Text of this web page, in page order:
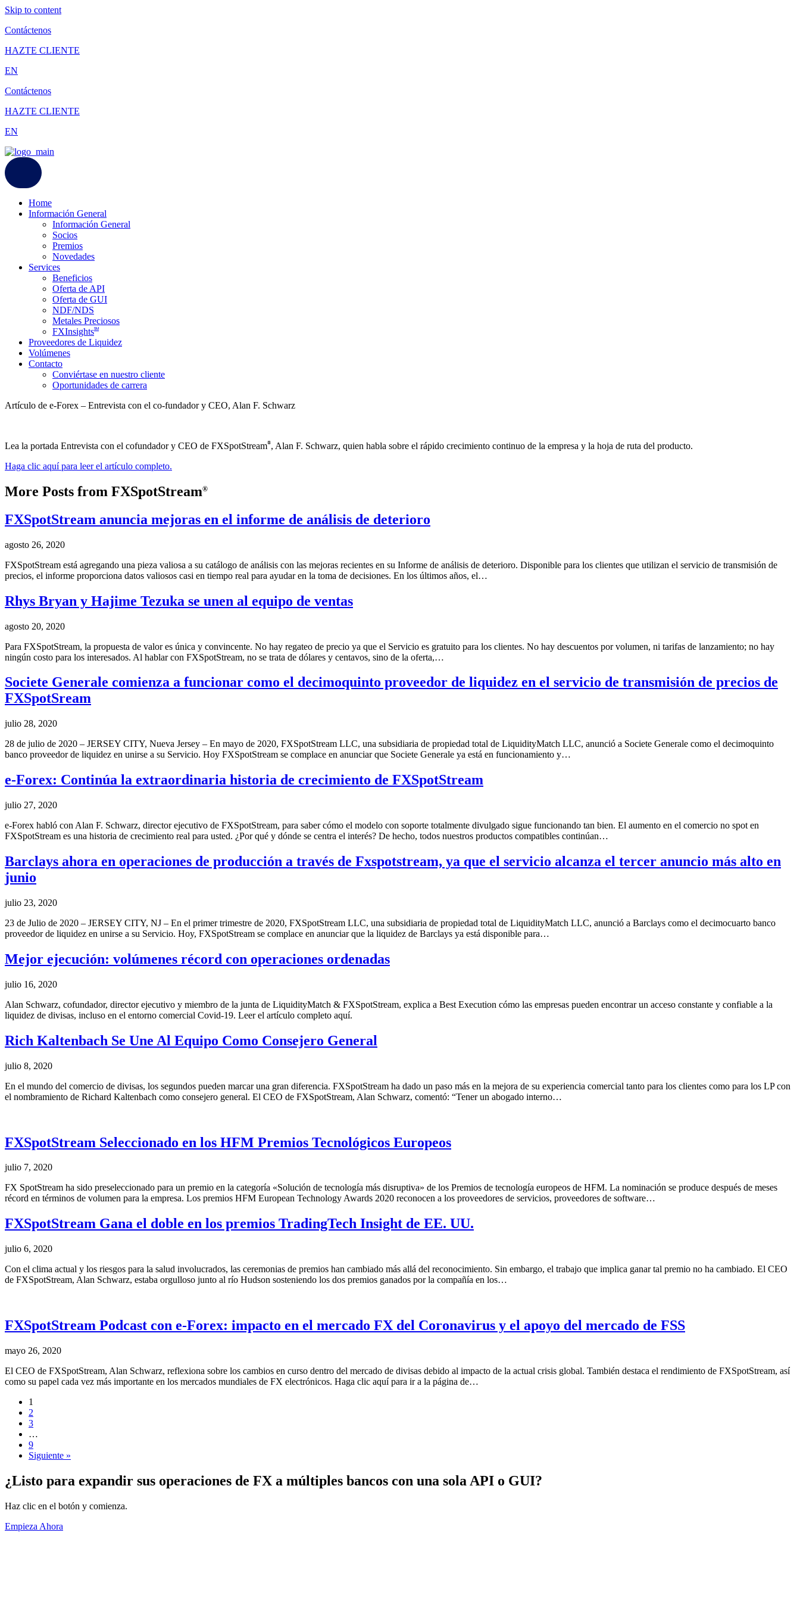
Skip to content
Contáctenos
HAZTE CLIENTE
EN
Contáctenos
HAZTE CLIENTE
EN
Home
Información General
Información General
Socios
Premios
Novedades
Services
Beneficios
Oferta de API
Oferta de GUI
NDF/NDS
Metales Preciosos
FXInsightsSM
Proveedores de Liquidez
Volúmenes
Contacto
Conviértase en nuestro cliente
Oportunidades de carrera
Artículo de e-Forex – Entrevista con el co-fundador y CEO, Alan F. Schwarz
Lea la portada Entrevista con el cofundador y CEO de FXSpotStream®, Alan F. Schwarz, quien habla sobre el rápido crecimiento continuo de la empresa y la hoja de ruta del producto.
Haga clic aquí para leer el artículo completo.
More Posts from FXSpotStream®
FXSpotStream anuncia mejoras en el informe de análisis de deterioro
agosto 26, 2020
FXSpotStream está agregando una pieza valiosa a su catálogo de análisis con las mejoras recientes en su Informe de análisis de deterioro. Disponible para los clientes que utilizan el servicio de transmisión de
precios, el informe proporciona datos valiosos casi en tiempo real para ayudar en la toma de decisiones. En los últimos años, el…
Rhys Bryan y Hajime Tezuka se unen al equipo de ventas
agosto 20, 2020
Para FXSpotStream, la propuesta de valor es única y convincente. No hay regateo de precio ya que el Servicio es gratuito para los clientes. No hay descuentos por volumen, ni tarifas de lanzamiento; no hay
ningún costo para los interesados. Al hablar con FXSpotStream, no se trata de dólares y centavos, sino de la oferta,…
Societe Generale comienza a funcionar como el decimoquinto proveedor de liquidez en el servicio de transmisión de precios de
FXSpotSream
julio 28, 2020
28 de julio de 2020 – JERSEY CITY, Nueva Jersey – En mayo de 2020, FXSpotStream LLC, una subsidiaria de propiedad total de LiquidityMatch LLC, anunció a Societe Generale como el decimoquinto
banco proveedor de liquidez en unirse a su Servicio. Hoy FXSpotStream se complace en anunciar que Societe Generale ya está en funcionamiento y…
e-Forex: Continúa la extraordinaria historia de crecimiento de FXSpotStream
julio 27, 2020
e-Forex habló con Alan F. Schwarz, director ejecutivo de FXSpotStream, para saber cómo el modelo con soporte totalmente divulgado sigue funcionando tan bien. El aumento en el comercio no spot en
FXSpotStream es una historia de crecimiento real para usted. ¿Por qué y dónde se centra el interés? De hecho, todos nuestros productos compatibles continúan…
Barclays ahora en operaciones de producción a través de Fxspotstream, ya que el servicio alcanza el tercer anuncio más alto en
junio
julio 23, 2020
23 de Julio de 2020 – JERSEY CITY, NJ – En el primer trimestre de 2020, FXSpotStream LLC, una subsidiaria de propiedad total de LiquidityMatch LLC, anunció a Barclays como el decimocuarto banco
proveedor de liquidez en unirse a su Servicio. Hoy, FXSpotStream se complace en anunciar que la liquidez de Barclays ya está disponible para…
Mejor ejecución: volúmenes récord con operaciones ordenadas
julio 16, 2020
Alan Schwarz, cofundador, director ejecutivo y miembro de la junta de LiquidityMatch & FXSpotStream, explica a Best Execution cómo las empresas pueden encontrar un acceso constante y confiable a la
liquidez de divisas, incluso en el entorno comercial Covid-19. Leer el artículo completo aquí.
Rich Kaltenbach Se Une Al Equipo Como Consejero General
julio 8, 2020
En el mundo del comercio de divisas, los segundos pueden marcar una gran diferencia. FXSpotStream ha dado un paso más en la mejora de su experiencia comercial tanto para los clientes como para los LP con
el nombramiento de Richard Kaltenbach como consejero general. El CEO de FXSpotStream, Alan Schwarz, comentó: “Tener un abogado interno…
FXSpotStream Seleccionado en los HFM Premios Tecnológicos Europeos
julio 7, 2020
FX SpotStream ha sido preseleccionado para un premio en la categoría «Solución de tecnología más disruptiva» de los Premios de tecnología europeos de HFM. La nominación se produce después de meses
récord en términos de volumen para la empresa. Los premios HFM European Technology Awards 2020 reconocen a los proveedores de servicios, proveedores de software…
FXSpotStream Gana el doble en los premios TradingTech Insight de EE. UU.
julio 6, 2020
Con el clima actual y los riesgos para la salud involucrados, las ceremonias de premios han cambiado más allá del reconocimiento. Sin embargo, el trabajo que implica ganar tal premio no ha cambiado. El CEO
de FXSpotStream, Alan Schwarz, estaba orgulloso junto al río Hudson sosteniendo los dos premios ganados por la compañía en los…
FXSpotStream Podcast con e-Forex: impacto en el mercado FX del Coronavirus y el apoyo del mercado de FSS
mayo 26, 2020
El CEO de FXSpotStream, Alan Schwarz, reflexiona sobre los cambios en curso dentro del mercado de divisas debido al impacto de la actual crisis global. También destaca el rendimiento de FXSpotStream, así
como su papel cada vez más importante en los mercados mundiales de FX electrónicos. Haga clic aquí para ir a la página de…
1
2
3
…
9
Siguiente »
¿Listo para expandir sus operaciones de FX a múltiples bancos con una sola API o GUI?
Haz clic en el botón y comienza.
Empieza Ahora